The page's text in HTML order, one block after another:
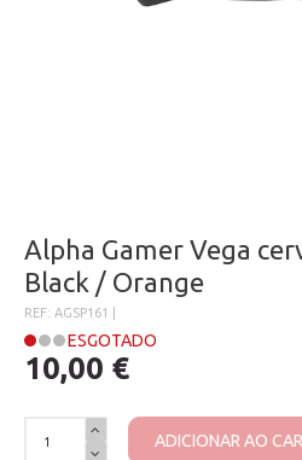
Alpha Gamer Vega
Black / Orange
REF: AGSP161 |
ESGOTADO
10,00 €
ADICIONAR AO